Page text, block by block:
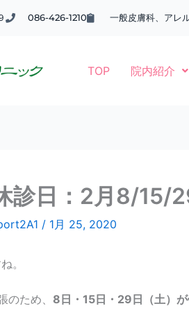
086-426-1210 一般皮膚科、アレ
TOP 院内紹介
診日：2月8/15/
/ 1月 25, 2020
。
のため、 8日・15日・29日（土）